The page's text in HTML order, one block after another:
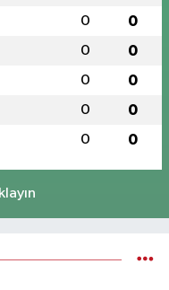
0 0
0 0
0 0
0 0
0 0